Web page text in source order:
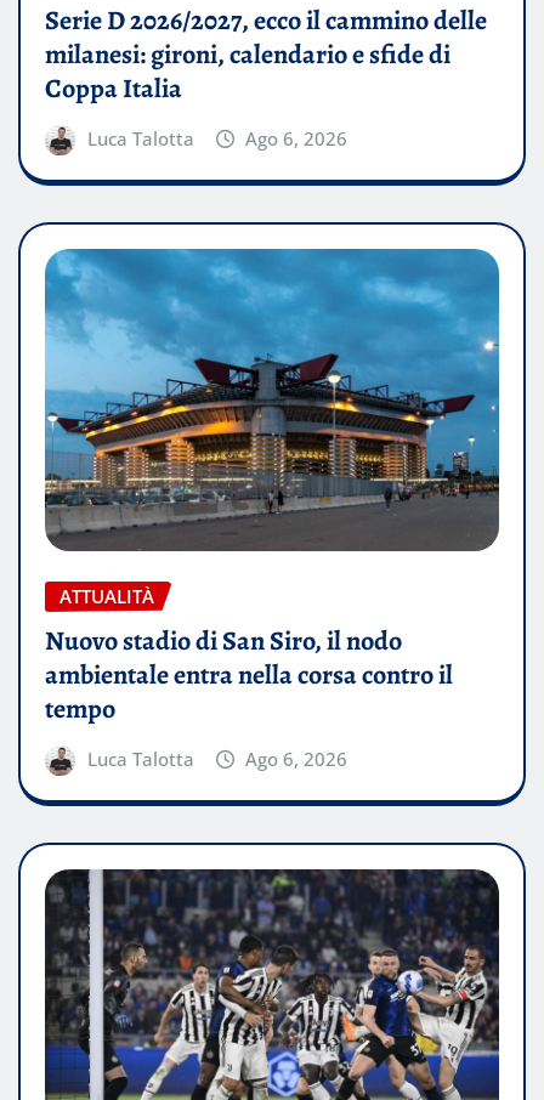
Serie D 2026/2027, ecco il cammino delle
milanesi: gironi, calendario e sfide di
Coppa Italia
Luca Talotta Ago 6, 2026
ATTUALITÀ
Nuovo stadio di San Siro, il nodo
ambientale entra nella corsa contro il
tempo
Luca Talotta Ago 6, 2026